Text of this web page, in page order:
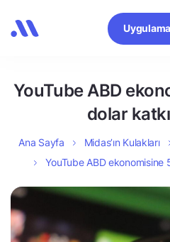
YouTube ABD
dolar
Ana Sayfa Midas’ın Kulakları
YouTube ABD ekonomisine